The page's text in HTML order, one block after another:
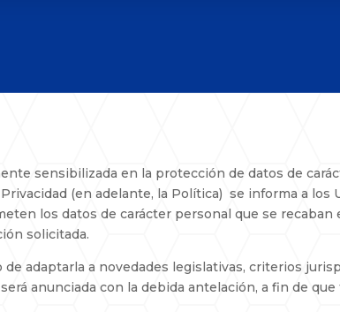
sensibilizada en la protección de datos de
(en adelante, la Política) se informa a los
los datos de carácter personal que se recaban
solicitada.
adaptarla a novedades legislativas, criterios
anunciada con la debida antelación, a fin de